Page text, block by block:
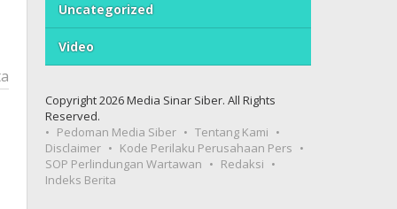
Uncategorized
Video
Copyright 2026 Media Sinar Siber. All Rights
Reserved.
Pedoman Media Siber
Tentang Kami
Disclaimer
Kode Perilaku Perusahaan Pers
SOP Perlindungan Wartawan
Redaksi
Indeks Berita